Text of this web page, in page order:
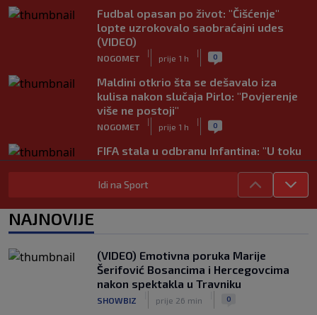
Fudbal opasan po život: "Čišćenje"
lopte uzrokovalo saobraćajni udes
(VIDEO)
NOGOMET
|
prije 1 h
| 0
Maldini otkrio šta se dešavalo iza
kulisa nakon slučaja Pirlo: "Povjerenje
više ne postoji"
NOGOMET
|
prije 1 h
| 0
FIFA stala u odbranu Infantina: "U toku
je organizovani pokušaj njegovog
rušenja"
|
sam prije svega golman" (FOTO+VIDEO)
NOGOMET
| | 0
Japanac šetao Baščaršijom pa slučajno
sreo legendu Galatasaraya: Nije znao
Idi na Sport
NAJNOVIJE
(VIDEO) Emotivna poruka Marije
Šerifović Bosancima i Hercegovcima
nakon spektakla u Travniku
SHOWBIZ prije 26 min 0